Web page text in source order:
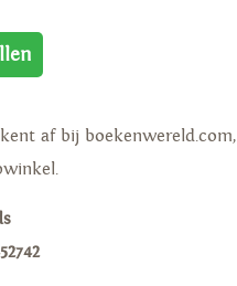
af bij boekenwereld.com,